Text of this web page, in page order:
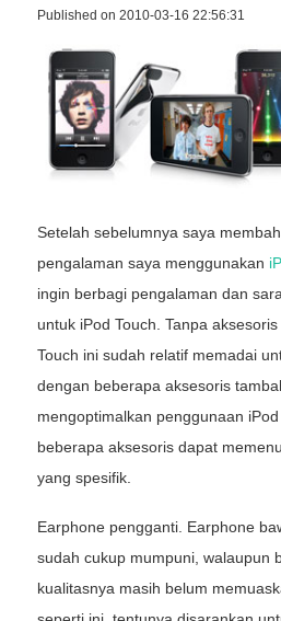
Published on 2010-03-16 22:56:31
Setelah sebelumnya saya
pengalaman saya menggunakan
ingin berbagi pengalaman dan
untuk iPod Touch. Tanpa
Touch ini sudah relatif memadai
dengan beberapa aksesoris
mengoptimalkan penggunaan iPod
beberapa aksesoris dapat
yang spesifik.
Earphone pengganti. Earphone
sudah cukup mumpuni, walaupun
kualitasnya masih belum